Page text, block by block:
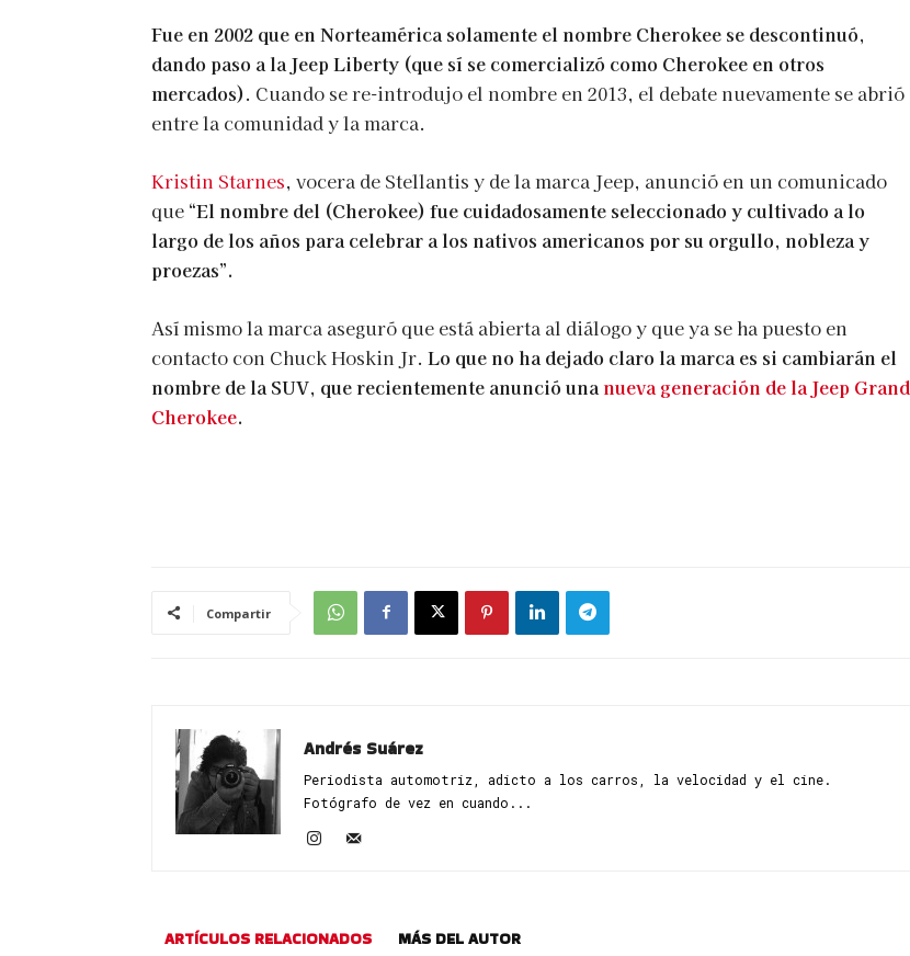
Fue en 2002 que en Norteamérica solamente el nombre Cherokee se descontinuó,
dando paso a la Jeep Liberty (que sí se comercializó como Cherokee en otros
mercados). Cuando se re-introdujo el nombre en 2013, el debate nuevamente se abrió
entre la comunidad y la marca.
Kristin Starnes, vocera de Stellantis y de la marca Jeep, anunció en un comunicado
que “El nombre del (Cherokee) fue cuidadosamente seleccionado y cultivado a lo
largo de los años para celebrar a los nativos americanos por su orgullo, nobleza y
proezas”.
Así mismo la marca aseguró que está abierta al diálogo y que ya se ha puesto en
contacto con Chuck Hoskin Jr. Lo que no ha dejado claro la marca es si cambiarán el
nombre de la SUV, que recientemente anunció una nueva generación de la Jeep Grand
Cherokee.
Compartir
Andrés Suárez
Periodista automotriz, adicto a los carros, la velocidad y el cine.
Fotógrafo de vez en cuando...
ARTÍCULOS RELACIONADOS MÁS DEL AUTOR